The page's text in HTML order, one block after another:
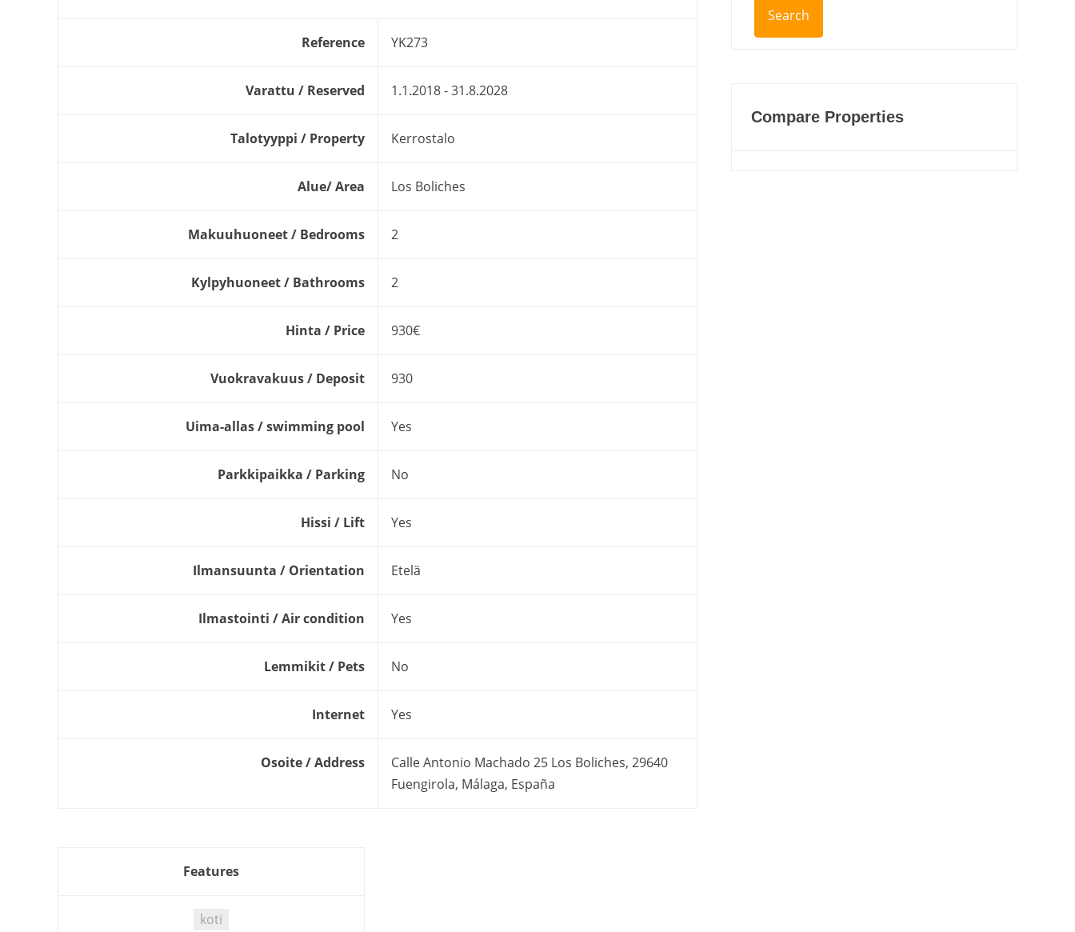
Reference YK273
Varattu / Reserved 1.1.2018 - 31.8.2028
Talotyyppi / Property Kerrostalo
Alue/ Area Los Boliches
Makuuhuoneet / Bedrooms 2
Kylpyhuoneet / Bathrooms 2
Hinta / Price 930€
Vuokravakuus / Deposit 930
Uima-allas / swimming pool Yes
Parkkipaikka / Parking No
Hissi / Lift Yes
Ilmansuunta / Orientation Etelä
Ilmastointi / Air condition Yes
Lemmikit / Pets No
Internet Yes
Osoite / Address
Calle Antonio Machado 25 Los Boliches, 29640
Fuengirola, Málaga, España
Features
koti
Compare Properties